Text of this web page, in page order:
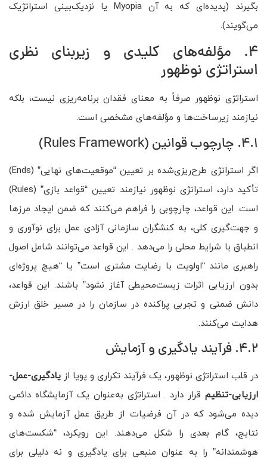
بگیرند (پدیده‌ای که به آن Myopia یا نزدیک‌بینی استراتژیک
می‌گویند).
4. مؤلفه‌های کلیدی و زیربنای نظری
استراتژی نوظهور
استراتژی نوظهور صرفاً به معنای فقدان برنامه‌ریزی نیست، بلکه
نیازمند زیرساخت‌ها و مؤلفه‌های مشخصی است.
4.1. چارچوب قوانین (Rules Framework)
اگر استراتژی طرح‌ریزی‌شده بر تعیین “موقعیت‌های نهایی” (Ends)
تأکید دارد، استراتژی نوظهور نیازمند تعیین “قواعد بازی” (Rules)
است. این قواعد، چارچوبی را فراهم می‌کنند که ضمن ایجاد مرزها
و جهت‌گیری کلی، به کنشگران سازمانی آزادی عمل برای نوآوری و
انطباق با شرایط محلی را می‌دهد . این قواعد می‌توانند شامل اصول
راهبری مانند “اولویت با رضایت مشتری است” یا “هیچ پروژه‌ای
بدون ارزیابی اثرات زیست‌محیطی آغاز نشود” باشند. این قواعد،
دانش ضمنی و تجربی پراکنده در سازمان را در مسیر خلق ارزش
هدایت می‌کنند.
4.2. فرآیند یادگیری و آزمایش
در قلب استراتژی نوظهور، یک فرآیند تکراری و پویا از یادگیری-عمل-
ارزیابی-تنظیم قرار دارد . استراتژی به‌عنوان یک آزمایشگاه دائمی
دیده می‌شود که در آن فرضیات از طریق عمل آزمایش شده و
نتایج، گام بعدی را شکل می‌دهند. این رویکرد، “شکست‌های
هوشمندانه” را به عنوان منبعی برای یادگیری و نه دلیلی برای